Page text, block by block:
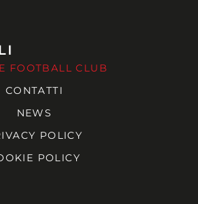
FOOTBALL CLUB
CONTATTI
NEWS
POLICY
POLICY